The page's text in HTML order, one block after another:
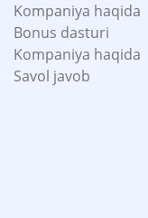
Kompaniya haqida
Bonus dasturi
Kompaniya haqida
Savol javob